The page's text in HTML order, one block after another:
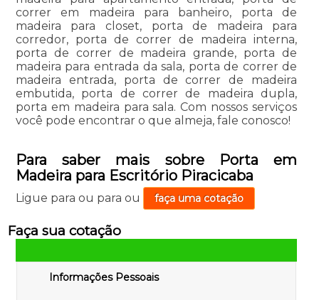
correr em madeira para banheiro, porta de
madeira para closet, porta de madeira para
corredor, porta de correr de madeira interna,
porta de correr de madeira grande, porta de
madeira para entrada da sala, porta de correr de
madeira entrada, porta de correr de madeira
embutida, porta de correr de madeira dupla,
porta em madeira para sala. Com nossos serviços
você pode encontrar o que almeja, fale conosco!
Para saber mais sobre Porta em
Madeira para Escritório Piracicaba
Ligue para ou para ou faça uma cotação
Faça sua cotação
Informações Pessoais